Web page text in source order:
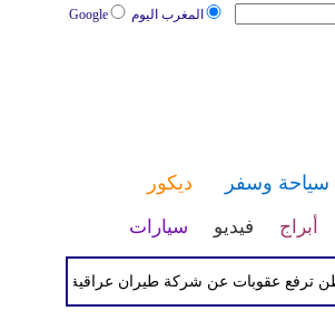
المغرب اليوم Google
سياحة وسفر ديكور
أبراج فيديو سيارات
عقوبات عن شركة طيران عراقية كانت مدرجة